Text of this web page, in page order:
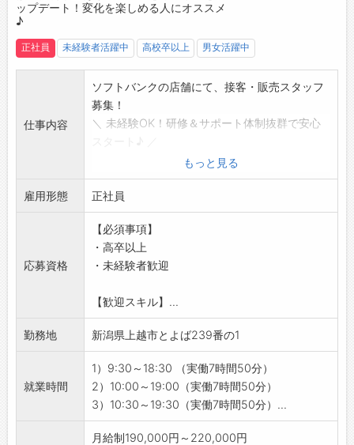
ップデート！変化を楽しめる人にオススメ
♪
正社員 未経験者活躍中 高校卒以上 男女活躍中
仕事内容
ソフトバンクの店舗にて、接客・販売スタッフ
募集！
＼ 未経験OK！研修＆サポート体制抜群で安心
【具体的な業務内容】
・スマホ、タブレット等のご案内
・料金プランや各種サービスのご案内、ご提案
・故障や修理の対応、ご案内
・在庫や店頭ツールの発注、在庫管理
・イベントや出張販売
【おすすめポイント】
つきます♪
・個人ノルマは設けておりません！
・SoftBank以外の携帯ブランドを利用していて
・全国28市町村に店舗展開中の大手代理店で
す！
【やりがい】
・直接お客様から「ありがとう」の言葉をもら
もっと見る
雇用形態 正社員
応募資格
【必須事項】
・高卒以上
・未経験者歓迎
【歓迎スキル】...
勤務地 新潟県上越市とよば239番の1
就業時間
1）9:30～18:30 （実働7時間50分）
2）10:00～19:00（実働7時間50分）
3）10:30～19:30（実働7時間50分）...
月給制190,000円～220,000円